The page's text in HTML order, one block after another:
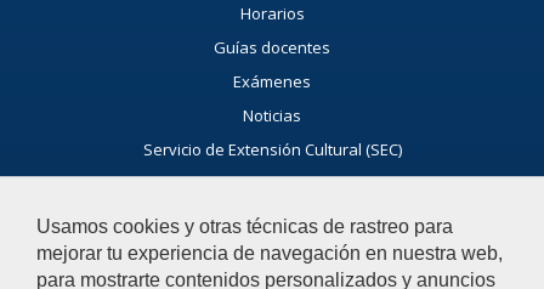
Usamos cookies y otras técnicas de rastreo para
mejorar tu experiencia de navegación en nuestra web,
para mostrarte contenidos personalizados y anuncios
Horarios
Guías docentes
Exámenes
Noticias
Servicio de Extensión Cultural (SEC)
Agenda Cultural de la universidad
Ayúdanos a Mejorar
El acceso al buzón exclusivamente se hará en caso de querer